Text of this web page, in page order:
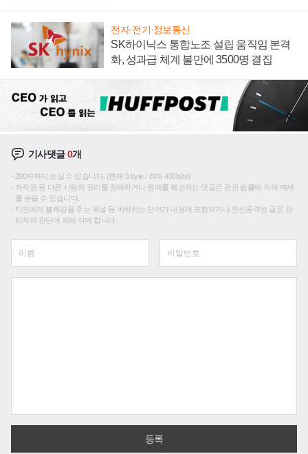
전자·전기·정보통신
SK하이닉스 통합노조 설립 움직임 본격
화, 성과급 체계 불만에 3500명 결집
기사댓글0개
200자까지 쓰실 수 있습니다. (현재 0 byte / 최대 400byte)
저작권 등 다른 사람의 권리를 침해하거나 명예를 훼손하는 댓글은 관련 법률에 의해 제재
를 받을 수 있습니다.
타인에게 불쾌감을 주는 욕설 등 비하하는 단어가 내용에 포함되거나 인신공격성 글은 관
리자의 판단에 의해 삭제 합니다.